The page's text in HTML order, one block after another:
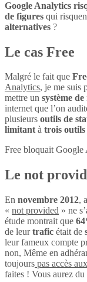
Google Analytics
de figures qui
alternatives ?
Le cas Free
Malgré le fait que
Analytics, je me suis
mettre un système
internet que l’on
plusieurs outils de
limitantà trois outils
Free bloquait Google
Le not
En novembre 2012,
« not provided » ne
étude montrait que
de leurtrafic était de
leur fameux compte
non, Même en
toujours pas accès
faites ! Vous aurez